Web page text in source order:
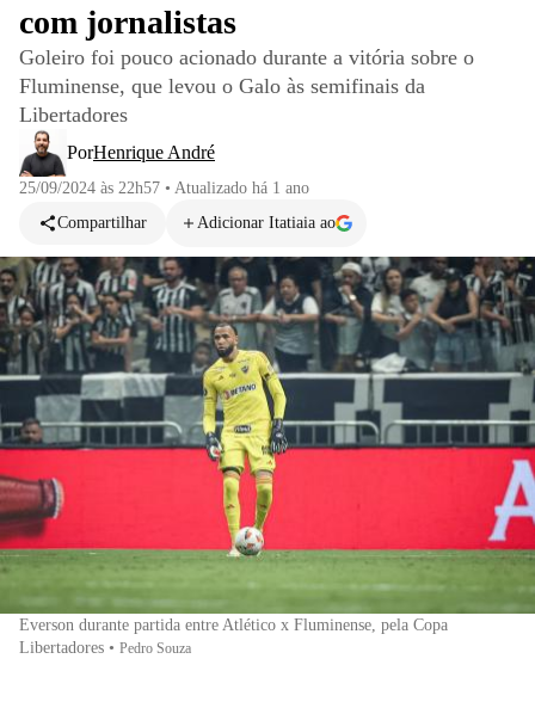
com jornalistas
Goleiro foi pouco acionado durante a vitória sobre o
Fluminense, que levou o Galo às semifinais da
Libertadores
PorHenrique André
25/09/2024 às 22h57 • Atualizado há 1 ano
Compartilhar
Adicionar Itatiaia ao
Everson durante partida entre Atlético x Fluminense, pela Copa
Libertadores • Pedro Souza